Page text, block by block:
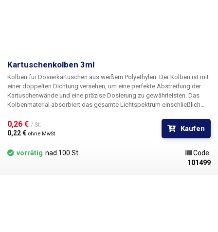
Kartuschenkolben 3ml
Kolben für Dosierkartuschen aus weißem Polyethylen. Der Kolben ist mit
einer doppelten Dichtung versehen, um eine perfekte Abstreifung der
Kartuschenwände und eine präzise Dosierung zu gewährleisten. Das
Kolbenmaterial absorbiert das gesamte Lichtspektrum einschließlich
das Einsetzen des Stopfens in die Kartusche wird deren Inhalt
zuverlässig luftdicht verschlossen.
0,26 € / St.
0,22 € ohne MwSt
Kaufen
vorrätig nad 100 St.
Code:
101499